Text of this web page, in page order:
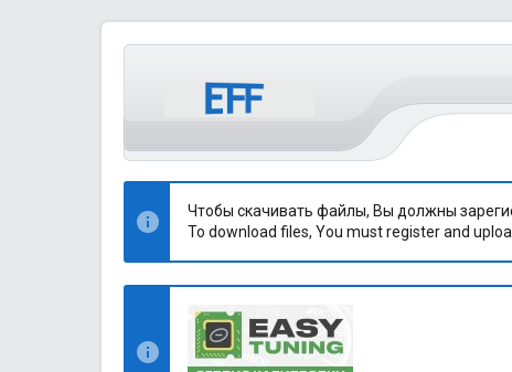
Чтобы скачивать файлы, Вы должны
To download files, You must register and